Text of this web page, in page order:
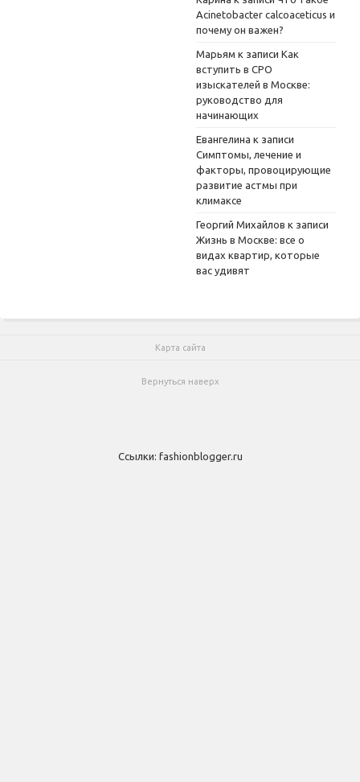
Acinetobacter calcoaceticus и
почему он важен?
Марьям к записи Как
вступить в СРО
изыскателей в Москве:
руководство для
начинающих
Евангелина к записи
Симптомы, лечение и
факторы, провоцирующие
развитие астмы при
климаксе
Георгий Михайлов к записи
Жизнь в Москве: все о
видах квартир, которые
вас удивят
Карта сайта
Вернуться наверх
Ссылки: fashionblogger.ru